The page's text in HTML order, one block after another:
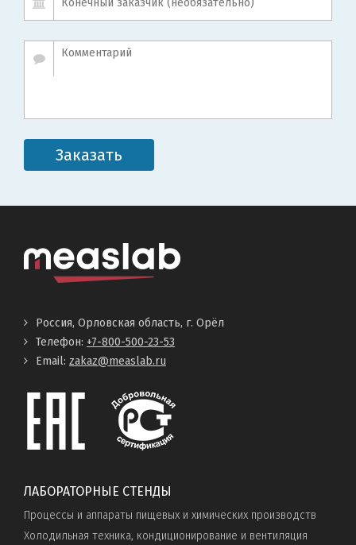
Заказать
Россия, Орловская область, г. Орёл
Телефон: +7-800-500-23-53
Email: zakaz@measlab.ru
ЛАБОРАТОРНЫЕ СТЕНДЫ
Процессы и аппараты пищевых и химических производств
Холодильная техника, кондиционирование и вентиляция